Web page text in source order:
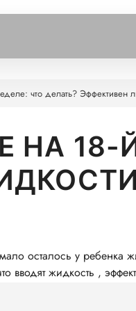
что делать? Эффективен
НА 18-
осталось у
вводят жидкость ,